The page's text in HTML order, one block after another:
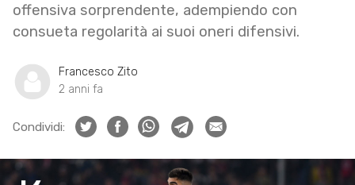
offensiva sorprendente, adempiendo con
consueta regolarità ai suoi oneri difensivi.
Francesco Zito
2 anni fa
Condividi: